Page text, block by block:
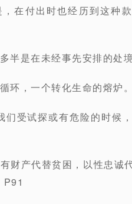
，在付出时也经历到这种
半是在未经事先安排的处
环，一个转化生命的熔炉
受试探或有危险的时候
财产代替贫困，以性忠诚
P91